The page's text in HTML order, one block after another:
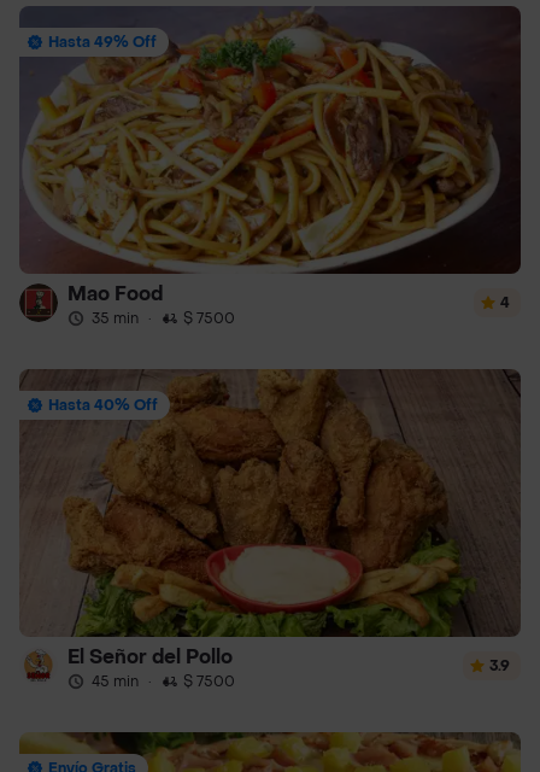
Hasta 49% Off
Mao Food
35 min · $ 7500
4
Hasta 40% Off
El Señor del Pollo
45 min · $ 7500
3.9